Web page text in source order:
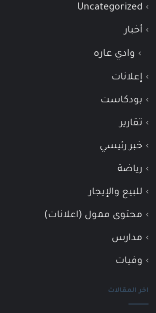
Uncategorized
أخبار
وادي عاره
إعلانات
بودكاست
تقارير
خبر رئيسي
رياضة
للبيع والإيجار
محتوى ممول (اعلانات)
مدارس
وفيات
اخر المقالات